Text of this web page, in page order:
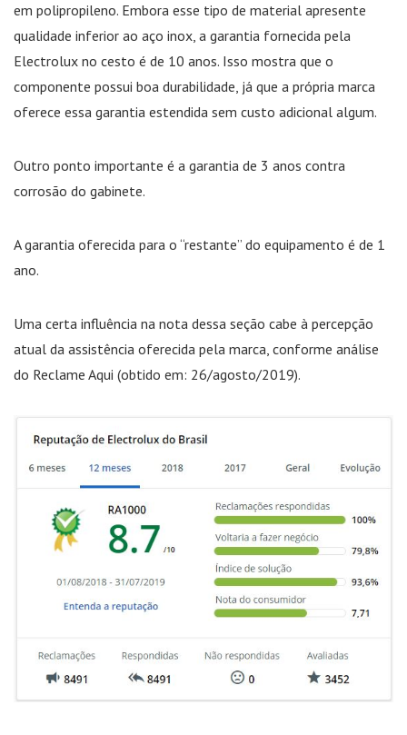
em polipropileno. Embora esse tipo de material apresente
qualidade inferior ao aço inox, a garantia fornecida pela
Electrolux no cesto é de 10 anos. Isso mostra que o
componente possui boa durabilidade, já que a própria marca
oferece essa garantia estendida sem custo adicional algum.
Outro ponto importante é a garantia de 3 anos contra
corrosão do gabinete.
A garantia oferecida para o “restante” do equipamento é de 1
ano.
Uma certa influência na nota dessa seção cabe à percepção
atual da assistência oferecida pela marca, conforme análise
do Reclame Aqui (obtido em: 26/agosto/2019).